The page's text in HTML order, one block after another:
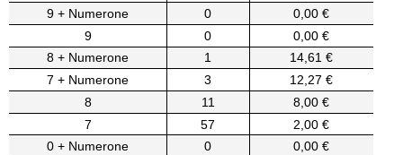
9 + Numerone
0
0,00 €
9
0
0,00 €
8 + Numerone
1
14,61 €
7 + Numerone
3
12,27 €
8
11
8,00 €
7
57
2,00 €
0 + Numerone
0
0,00 €